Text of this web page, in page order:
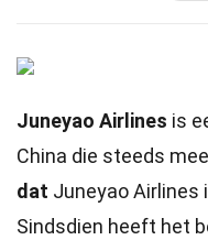
Juneyao Airlines is
China die steeds
dat Juneyao Airlines
Sindsdien heeft het